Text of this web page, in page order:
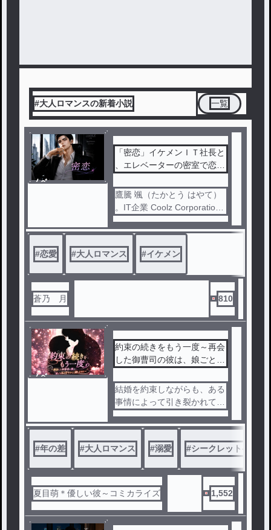
#大人ロマンスの新着小説 一覧
ノベ
「密恋」イケメンＩＴ社長と
、エレベーターの密室で恋を
鷹騰 颯（たかとう はやて）
。IT企業 Coolz Corporation
（クールズ・コーポレーショ
ン）の若きカリスマ社長。端
正な容姿と確かな実力で、テ
レビやネットに登場すること
も多く、その名を知らない者
はいないほどの存在──マス
そんな彼と三咲 舞（みさき
る雨の日だった。
ョンのエレベーターの中で、
交わしたわずかな会話が、舞
の胸にざわめきを立てる。
エレベーター内の密室で出く
はずの彼への印象が、舞の中
で二転三転していく。
エレベーターの密室で起こる
さまざまな出来事は、二人の
#恋愛 #大人ロマンス #イケメン
蒼乃 月 810
ノベ
約束の続きをもう一度～再会
した御曹司の彼は、娘ごと私
結婚を約束しながらも、ある
事情によって引き裂かれてし
まった二人は四年後、シング
ルマザーとして幼い娘を育て
る瀬戸 和葉の前に、かつて
愛した鳴海 湊が現れる。
湊は一人で頑張る和葉を放っ
ておけずに何かと手を差し伸
べるようになり、もう二度と
離したくない湊の一途な愛情
に包まれながら和葉は止まっ
#年の差 #大人ロマンス #溺愛 #シークレットベビー
夏目萌＊優しい彼～コミカライズ 1,552